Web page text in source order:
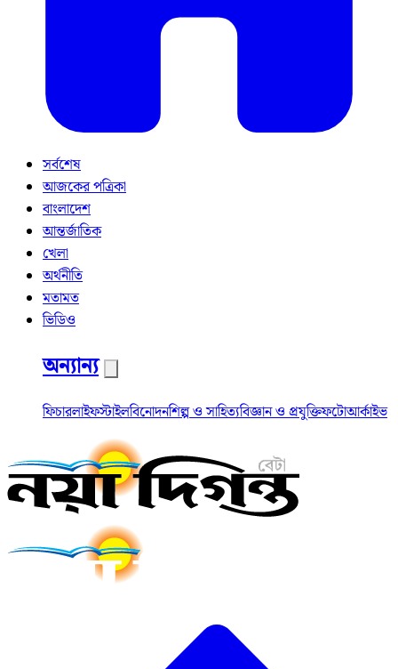
সর্বশেষ
আজকের পত্রিকা
বাংলাদেশ
আন্তর্জাতিক
খেলা
অর্থনীতি
মতামত
ভিডিও
অন্যান্য
ফিচারলাইফস্টাইলবিনোদনশিল্প ও সাহিত্যবিজ্ঞান ও প্রযুক্তিফটোআর্কাইভ